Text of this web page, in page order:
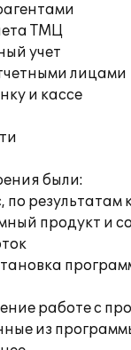
ТМЦ
учет
лицами
и кассе
были:
по результатам
продукт и
работе с
из